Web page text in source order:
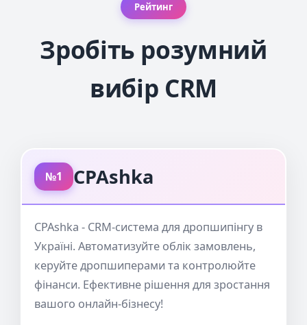
Рейтинг
Зробіть розумний
вибір CRM
№1 CPAshka
CPAshka - CRM-система для дропшипінгу в
Україні. Автоматизуйте облік замовлень,
керуйте дропшиперами та контролюйте
фінанси. Ефективне рішення для зростання
вашого онлайн-бізнесу!